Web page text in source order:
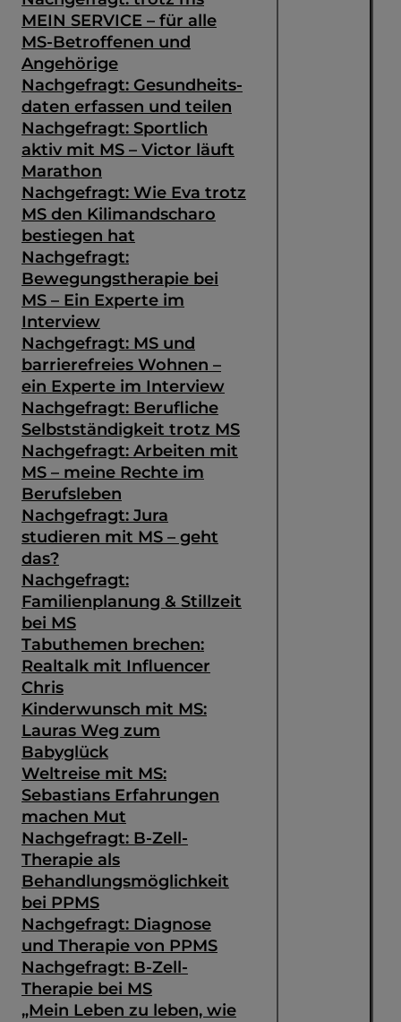
MEIN SERVICE – für alle
MS-Betroffenen und
Angehörige
Nachgefragt: Gesundheits­
daten erfassen und teilen
Nachgefragt: Sportlich
aktiv mit MS – Victor läuft
Marathon
Nachgefragt: Wie Eva trotz
MS den Kilimandscharo
bestiegen hat
Nachgefragt:
Bewegungstherapie bei
MS – Ein Experte im
Interview
Nachgefragt: MS und
barrierefreies Wohnen –
ein Experte im Interview
Nachgefragt: Berufliche
Selbstständigkeit trotz MS
Nachgefragt: Arbeiten mit
MS – meine Rechte im
Berufsleben
Nachgefragt: Jura
studieren mit MS – geht
das?
Nachgefragt:
Familienplanung & Stillzeit
bei MS
Tabuthemen brechen:
Realtalk mit Influencer
Chris
Kinderwunsch mit MS:
Lauras Weg zum
Babyglück
Weltreise mit MS:
Sebastians Erfahrungen
machen Mut
Nachgefragt: B-Zell-
Therapie als
Behandlungsmöglichkeit
bei PPMS
Nachgefragt: Diagnose
und Therapie von PPMS
Nachgefragt: B-Zell-
Therapie bei MS
„Mein Leben zu leben, wie